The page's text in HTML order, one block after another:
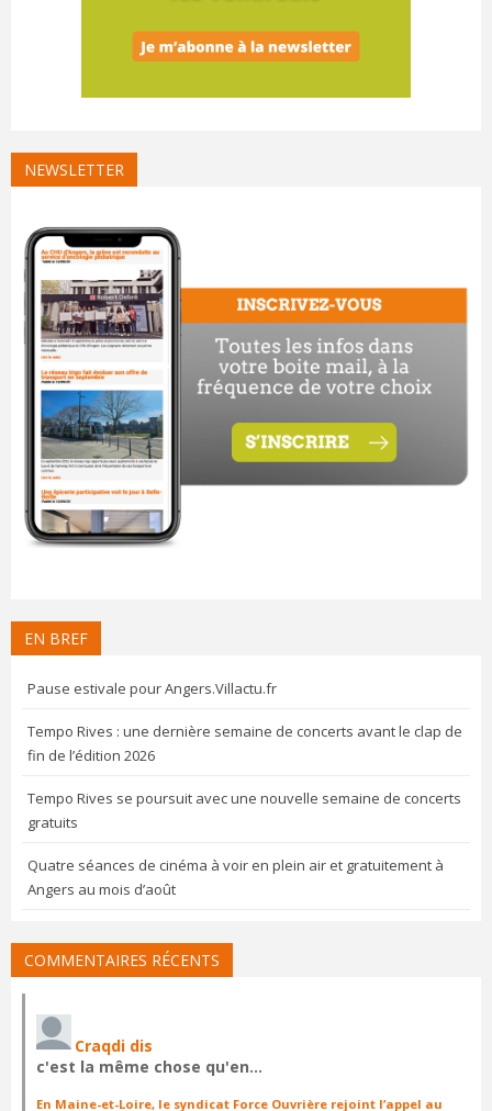
NEWSLETTER
EN BREF
Pause estivale pour Angers.Villactu.fr
Tempo Rives : une dernière semaine de concerts avant le clap de
fin de l’édition 2026
Tempo Rives se poursuit avec une nouvelle semaine de concerts
gratuits
Quatre séances de cinéma à voir en plein air et gratuitement à
Angers au mois d’août
COMMENTAIRES RÉCENTS
Craqdi dis
c'est la même chose qu'en…
En Maine-et-Loire, le syndicat Force Ouvrière rejoint l’appel au